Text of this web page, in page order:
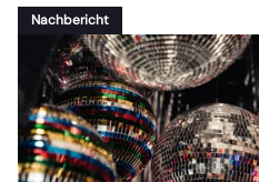
übernimmt - was ist
wie bepreist man
Nachbericht